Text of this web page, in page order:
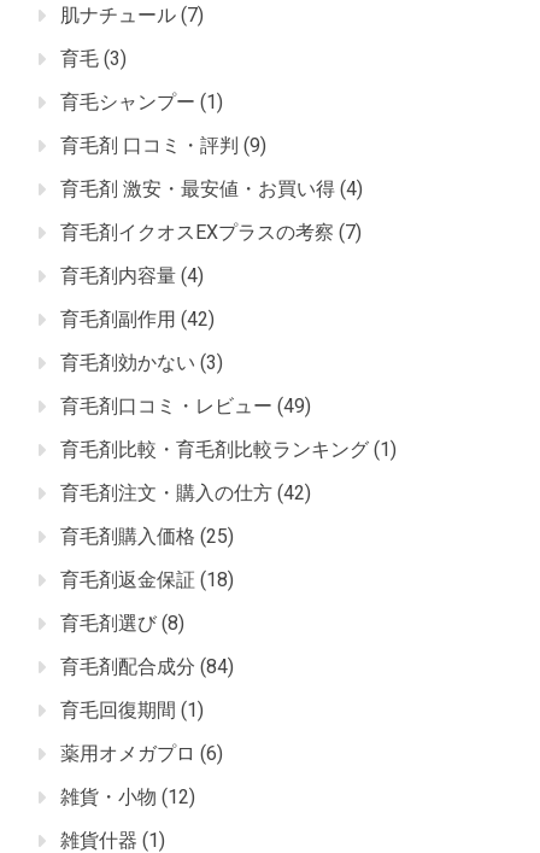
肌ナチュール (7)
育毛 (3)
育毛シャンプー (1)
育毛剤 口コミ・評判 (9)
育毛剤 激安・最安値・お買い得 (4)
育毛剤イクオスEXプラスの考察 (7)
育毛剤内容量 (4)
育毛剤副作用 (42)
育毛剤効かない (3)
育毛剤口コミ・レビュー (49)
育毛剤比較・育毛剤比較ランキング (1)
育毛剤注文・購入の仕方 (42)
育毛剤購入価格 (25)
育毛剤返金保証 (18)
育毛剤選び (8)
育毛剤配合成分 (84)
育毛回復期間 (1)
薬用オメガプロ (6)
雑貨・小物 (12)
雑貨什器 (1)